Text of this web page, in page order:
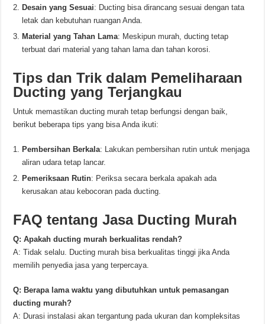
Desain yang Sesuai: Ducting bisa dirancang sesuai dengan tata
letak dan kebutuhan ruangan Anda.
Material yang Tahan Lama: Meskipun murah, ducting tetap
terbuat dari material yang tahan lama dan tahan korosi.
Tips dan Trik dalam Pemeliharaan
Ducting yang Terjangkau
Untuk memastikan ducting murah tetap berfungsi dengan baik,
berikut beberapa tips yang bisa Anda ikuti:
Pembersihan Berkala: Lakukan pembersihan rutin untuk menjaga
aliran udara tetap lancar.
Pemeriksaan Rutin: Periksa secara berkala apakah ada
kerusakan atau kebocoran pada ducting.
FAQ tentang Jasa Ducting Murah
Q: Apakah ducting murah berkualitas rendah?
A: Tidak selalu. Ducting murah bisa berkualitas tinggi jika Anda
memilih penyedia jasa yang terpercaya.
Q: Berapa lama waktu yang dibutuhkan untuk pemasangan
ducting murah?
A: Durasi instalasi akan tergantung pada ukuran dan kompleksitas